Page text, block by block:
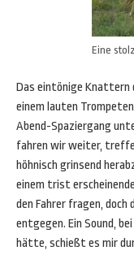
Eine
Das eintönige Knattern
einem lauten
Abend-Spaziergang
fahren wir weiter,
höhnisch grinsend
einem trist
den Fahrer fragen,
entgegen. Ein Sound,
hätte, schießt es mir